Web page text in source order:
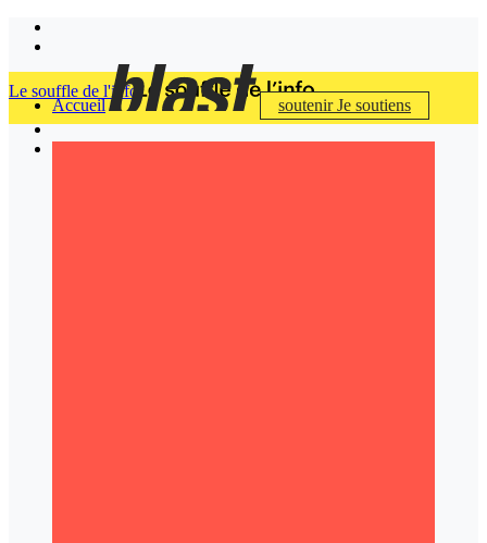
Accueil soutenirJe soutiens
Le souffle de l'info